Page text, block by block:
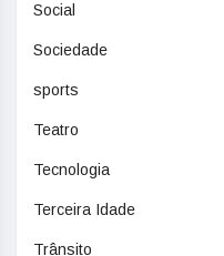
Social
Sociedade
sports
Teatro
Tecnologia
Terceira Idade
Trânsito